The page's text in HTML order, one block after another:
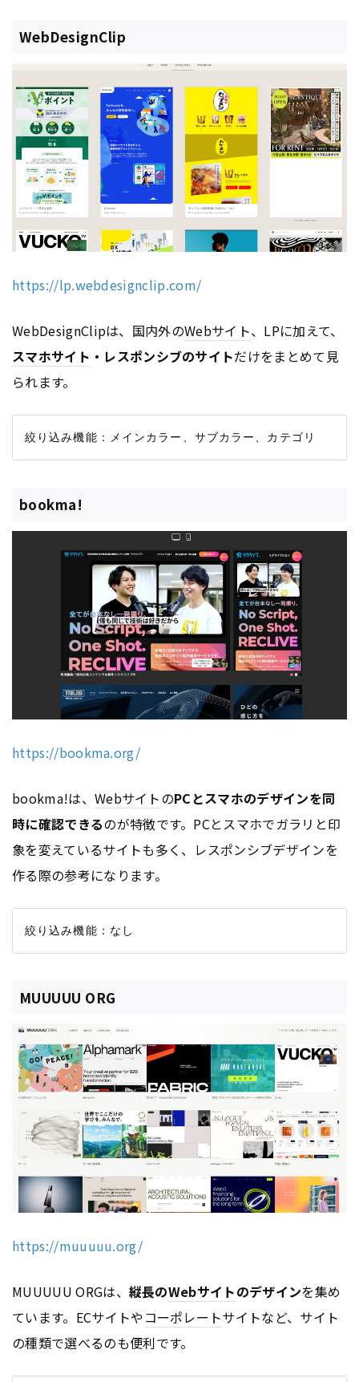
WebDesignClip
https://lp.webdesignclip.com/
WebDesignClipは、国内外のWebサイト、LPに加えて、
スマホサイト ・レスポンシブのサイトだけをまとめて見
られます。
bookma!
https://bookma.org/
bookma!は、 WebサイトのPCとスマホのデザインを同
時に確認できるのが特徴です。PCとスマホでガラリと印
象を変えているサイトも多く、レスポンシブデザインを
作る際の参考になります。
MUUUUU ORG
https://muuuuu.org/
MUUUUU ORGは、 縦長のWebサイトのデザインを集め
ています。ECサイトやコーポレートサイトなど、サイト
の種類で選べるのも便利です。